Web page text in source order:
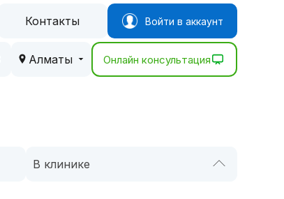
Контакты Войти в аккаунт
Алматы Онлайн консультация
В клинике